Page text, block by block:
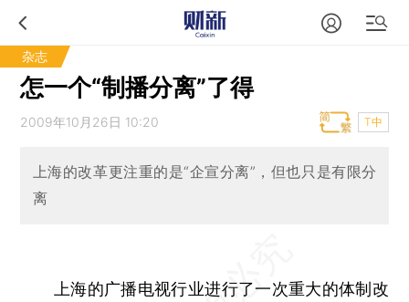
杂志
怎一个“制播分离”了得
2009年10月26日 10:20 T中
上海的改革更注重的是“企宣分离”，但也只是有限分
离
上海的广播电视行业进行了一次重大的体制改